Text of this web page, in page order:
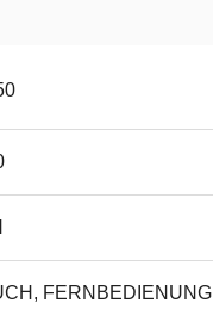
FERNBEDIENUNG